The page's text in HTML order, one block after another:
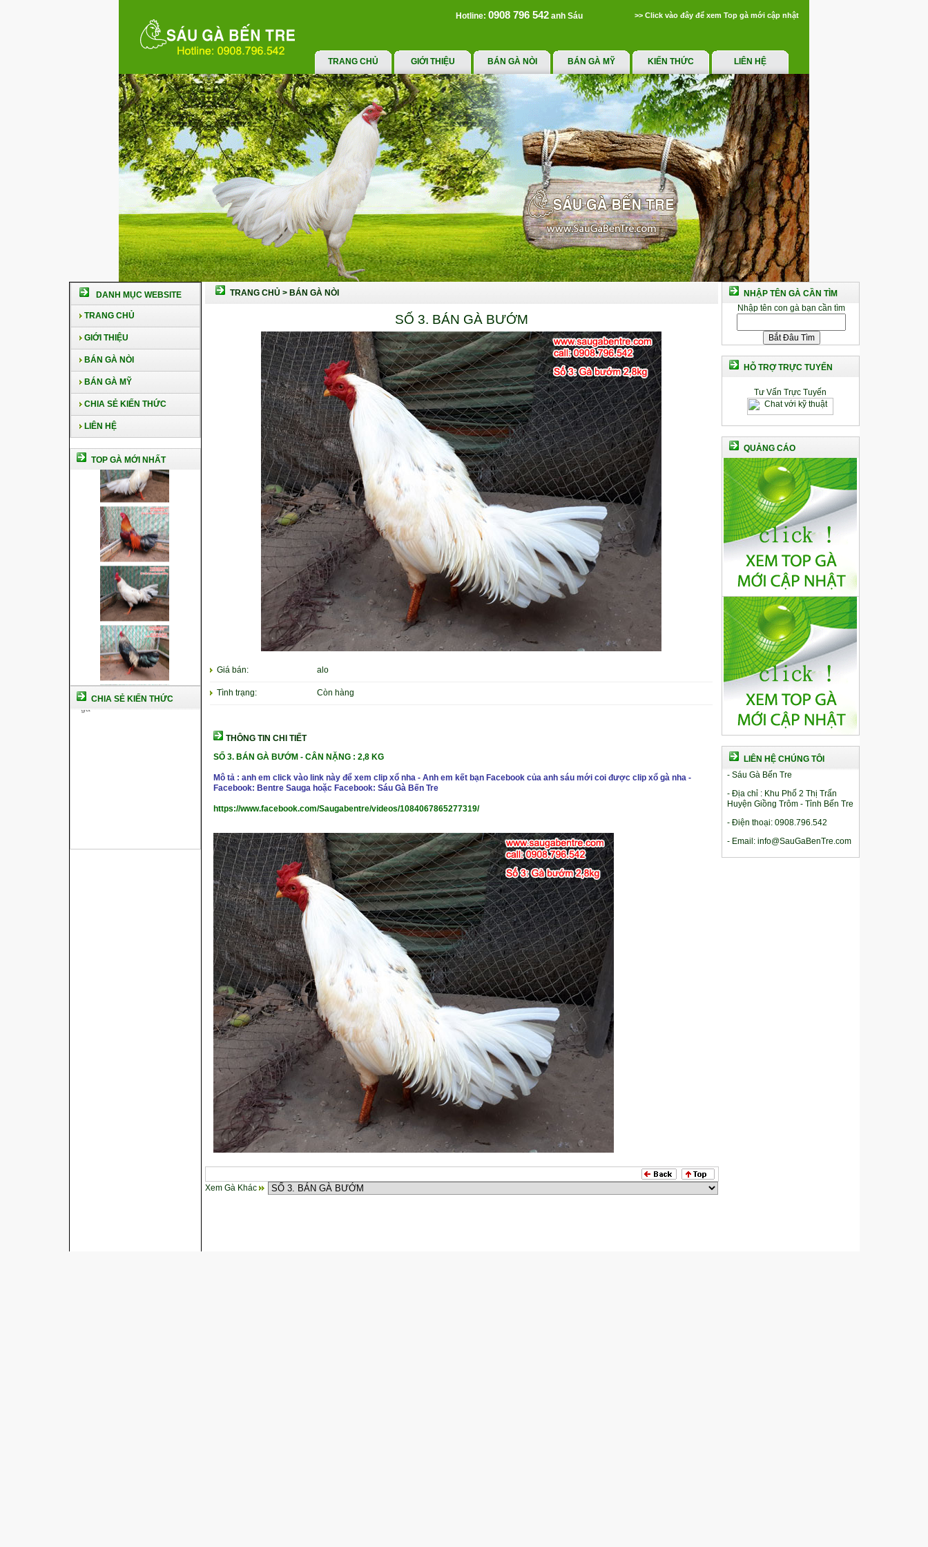
Hotline: 0908 796 542 anh Sáu >> Click vào đây để xem Top gà mới cập nhật
TRANG CHỦ GIỚI THIỆU BÁN GÀ NÒI BÁN GÀ MỸ KIẾN THỨC LIÊN HỆ
DANH MỤC WEBSITE
TRANG CHỦ
GIỚI THIỆU
BÁN GÀ NÒI
BÁN GÀ MỸ
CHIA SẺ KIẾN THỨC
LIÊN HỆ
TOP GÀ MỚI NHẤT
CHIA SẺ KIẾN THỨC
TRANG CHỦ > BÁN GÀ NÒI
SỐ 3. BÁN GÀ BƯỚM
Giá bán: alo
Tình trạng: Còn hàng
THÔNG TIN CHI TIẾT
SỐ 3. BÁN GÀ BƯỚM - CÂN NẶNG : 2,8 KG
Mô tả : anh em click vào link này để xem clip xổ nha - Anh em kết bạn Facebook của anh sáu mới coi được clip xổ gà nha -
Facebook: Bentre Sauga hoặc Facebook: Sáu Gà Bến Tre
https://www.facebook.com/Saugabentre/videos/1084067865277319/
Xem Gà Khác
NHẬP TÊN GÀ CẦN TÌM
Nhập tên con gà bạn cần tìm
HỖ TRỢ TRỰC TUYẾN
Tư Vấn Trực Tuyến
QUẢNG CÁO
LIÊN HỆ CHÚNG TÔI
- Sáu Gà Bến Tre
- Địa chỉ : Khu Phố 2 Thị Trấn
Huyện Giồng Trôm - Tỉnh Bến Tre
- Điện thoại: 0908.796.542
- Email: info@SauGaBenTre.com